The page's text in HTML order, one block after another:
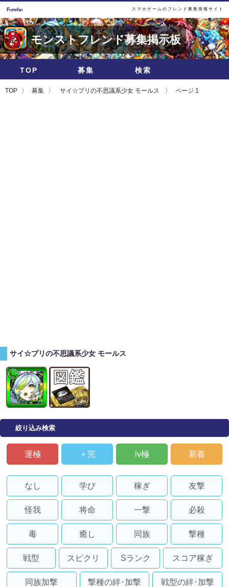
スマホゲームのフレンド募集情報サイト
モンストフレンド募集掲示板
TOP 募集 検索
TOP 募集 サイ☆プリの不思議系少女 モールス ページ 1
サイ☆プリの不思議系少女 モールス
絞り込み検索
運極 ＋完 lv極 新着
なし 学び 稼ぎ 友撃
怪我 将命 一撃 必殺
毒 癒し 同族 撃種
戦型 スピクリ Sランク スコア稼ぎ
同族加撃 撃種の絆･加撃 戦型の絆･加撃